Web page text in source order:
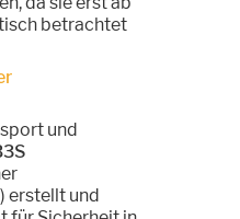
betrachtet
und
erstellt und